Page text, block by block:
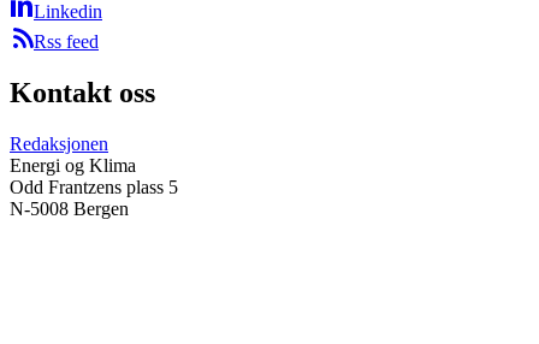
Linkedin
Rss feed
Kontakt oss
Redaksjonen
Energi og Klima
Odd Frantzens plass 5
N-5008 Bergen